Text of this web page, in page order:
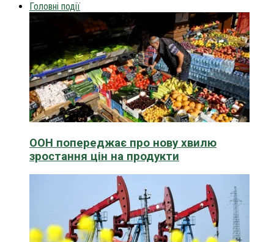
Головні події
ООН попереджає про нову хвилю
зростання цін на продукти